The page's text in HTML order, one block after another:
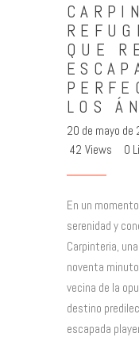
América
Asia
Quienes
Contacto
QUE
LOS
20 de mayo de
42 Views 0
En un
serenidad y
Carpinteria,
noventa
vecina de la
destino
escapada